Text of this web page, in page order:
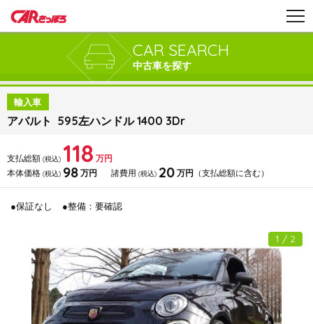
CAR SEARCH
中古車を探す
輸入車
アバルト 595左ハンドル 1400 3Dr
支払総額 (税込) 118 万円
本体価格 (税込) 98 万円 諸費用 (税込) 20万円 （支払総額に含む）
●保証なし ●整備：要確認
1 / 2